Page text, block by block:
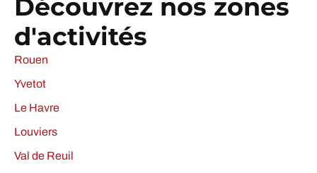
Découvrez nos zones
d'activités
Rouen
Yvetot
Le Havre
Louviers
Val de Reuil